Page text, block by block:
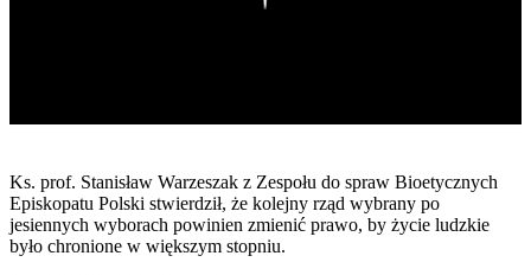
Ks. prof. Stanisław Warzeszak z Zespołu do spraw Bioetycznych
Episkopatu Polski stwierdził, że kolejny rząd wybrany po
jesiennych wyborach powinien zmienić prawo, by życie ludzkie
było chronione w większym stopniu.